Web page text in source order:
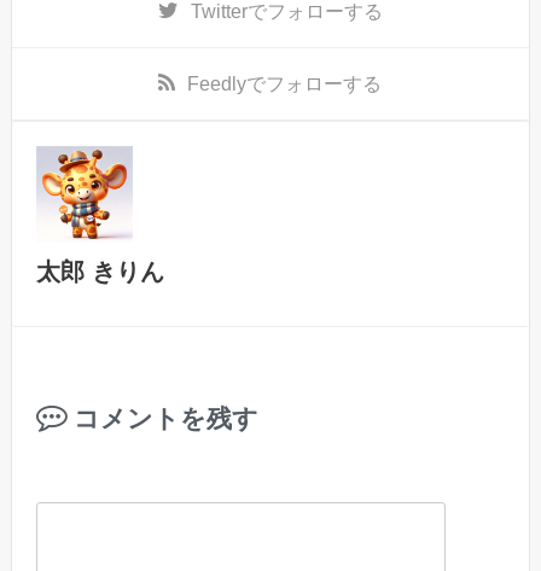
Twitterでフォローする
Feedlyでフォローする
太郎 きりん
コメントを残す